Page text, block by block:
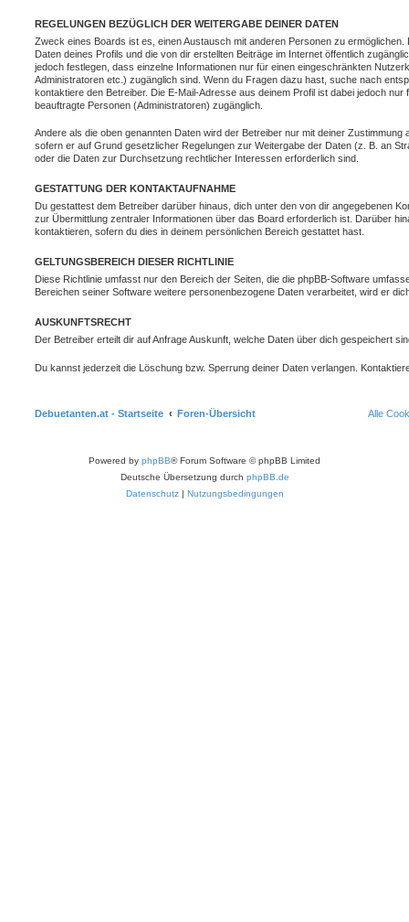
REGELUNGEN BEZÜGLICH DER WEITERGABE DEINER DATEN
Zweck eines Boards ist es, einen Austausch mit anderen Personen zu
Daten deines Profils und die von dir erstellten Beiträge im Internet öffentlich
jedoch festlegen, dass einzelne Informationen nur für einen eingeschränkten
Administratoren etc.) zugänglich sind. Wenn du Fragen dazu hast, suche nach
kontaktiere den Betreiber. Die E-Mail-Adresse aus deinem Profil ist dabei jedoch nur
beauftragte Personen (Administratoren) zugänglich.
Andere als die oben genannten Daten wird der Betreiber nur mit deiner Zustimmung
sofern er auf Grund gesetzlicher Regelungen zur Weitergabe der Daten (z. B. an
oder die Daten zur Durchsetzung rechtlicher Interessen erforderlich sind.
GESTATTUNG DER KONTAKTAUFNAHME
Du gestattest dem Betreiber darüber hinaus, dich unter den von dir angegebenen
zur Übermittlung zentraler Informationen über das Board erforderlich ist. Darüber
kontaktieren, sofern du dies in deinem persönlichen Bereich gestattet hast.
GELTUNGSBEREICH DIESER RICHTLINIE
Diese Richtlinie umfasst nur den Bereich der Seiten, die die phpBB-Software
Bereichen seiner Software weitere personenbezogene Daten verarbeitet, wird er
AUSKUNFTSRECHT
Der Betreiber erteilt dir auf Anfrage Auskunft, welche Daten über dich gespeichert
Du kannst jederzeit die Löschung bzw. Sperrung deiner Daten verlangen.
Debuetanten.at - Startseite Foren-Übersicht Alle
Powered by phpBB® Forum Software © phpBB Limited
Deutsche Übersetzung durch phpBB.de
Datenschutz| Nutzungsbedingungen